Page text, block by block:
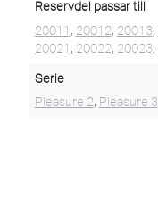
Reservdel passar till
20011 , 20012, 20013,
20021 , 20022, 20023,
Serie
Pleasure 2, Pleasure 3